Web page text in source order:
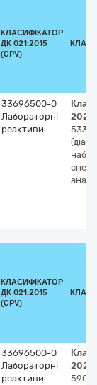
КЛАСИФІКАТОР
ДК 021:2015
(CPV)
33696500-0
Лабораторні
реактиви
2023
53301
КЛАСИФІКАТОР
ДК 021:2015
(CPV)
33696500-0
Лабораторні
реактиви
2023
59071